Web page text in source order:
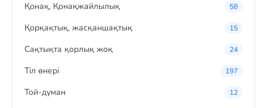
Қонақ, Қонақжайлылық 58
Қорқақтық, жасқаншақтық 15
Сақтықта қорлық жоқ 24
Тіл өнері 197
Той-думан 12